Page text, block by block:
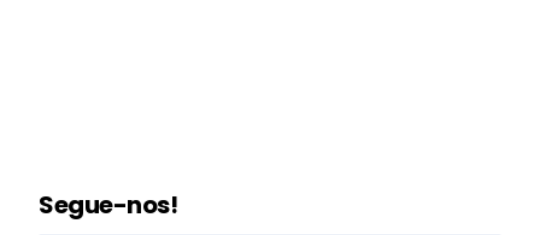
Segue-nos!